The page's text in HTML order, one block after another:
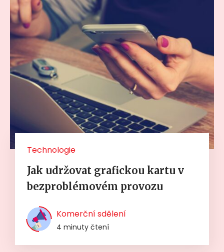
Technologie
Jak udržovat grafickou kartu v
bezproblémovém provozu
Komerční sdělení
4 minuty čtení